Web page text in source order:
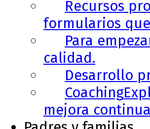
Recursos
formularios
Para
calidad.
Desarrollo
Coaching
mejora